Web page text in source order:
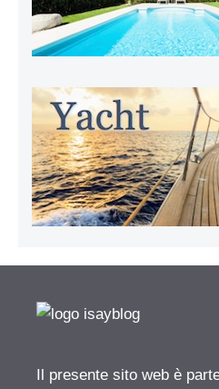
Il presente sito web è